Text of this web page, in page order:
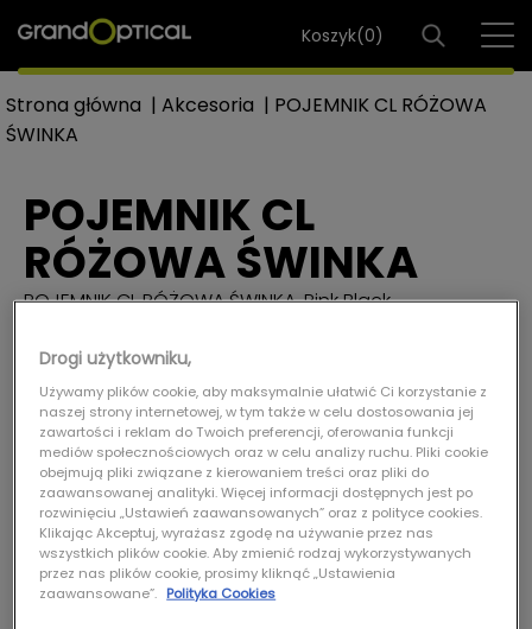
Koszyk(0)
Strona główna | Akcesoria | POJEMNIK CL RÓŻOWA
ŚWINKA
POJEMNIK CL
RÓŻOWA ŚWINKA
POJEMNIK CL RÓŻOWA ŚWINKA, Pink Black
Drogi użytkowniku,
Używamy plików cookie, aby maksymalnie ułatwić Ci korzystanie z
naszej strony internetowej, w tym także w celu dostosowania jej
zawartości i reklam do Twoich preferencji, oferowania funkcji
mediów społecznościowych oraz w celu analizy ruchu. Pliki cookie
obejmują pliki związane z kierowaniem treści oraz pliki do
zaawansowanej analityki. Więcej informacji dostępnych jest po
rozwinięciu „Ustawień zaawansowanych” oraz z polityce cookies.
Klikając Akceptuj, wyrażasz zgodę na używanie przez nas
wszystkich plików cookie. Aby zmienić rodzaj wykorzystywanych
przez nas plików cookie, prosimy kliknąć „Ustawienia
zaawansowane”. Polityka Cookies